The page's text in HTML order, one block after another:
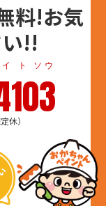
料!お気
!!
ソウ
休）